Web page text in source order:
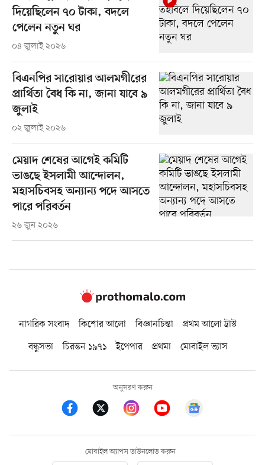
দিয়েছিলেন ৭০ টাকা, বদলে
পেলেন নতুন ঘর
০৪ জুলাই ২০২৬
বিএনপির সারোয়ার আলমগীরের
প্রার্থিতা বৈধ কি না, জানা যাবে ৯
জুলাই
০২ জুলাই ২০২৬
মেয়াদ শেষের আগেই কমিটি
ভাঙছে ইসলামী আন্দোলন,
মহাসচিবসহ অন্যান্য পদে আসতে
পারে পরিবর্তন
২৬ জুন ২০২৬
নাগরিক সংবাদ কিশোর আলো বিজ্ঞানচিন্তা
প্রথম আলো ট্রাস্ট
বন্ধুসভা
চিরন্তন ১৯৭১ ইপেপার প্রথমা মোবাইল ভ্যাস
অনুসরণ করুন
মোবাইল অ্যাপস ডাউনলোড করুন